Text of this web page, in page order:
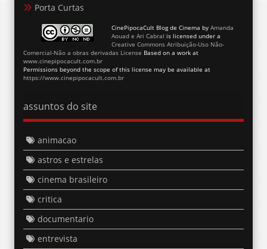
Porta Curtas
CinePipocaCult Blog de Cinema by Amanda
Aouad e Ari Cabral is licensed under a
Creative Commons Atribuição-Uso Não-
Comercial-Não a obras derivadas License Based on a work at
www.cinepipocacult.com.br
Permissions beyond the scope of this license may be available at
https://www.cinepipocacult.com.br
assuntos do site
animacao
astros e estrelas
cinema brasileiro
critica
documentario
entrevista